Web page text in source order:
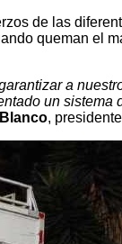
de las
queman el
a
un
,